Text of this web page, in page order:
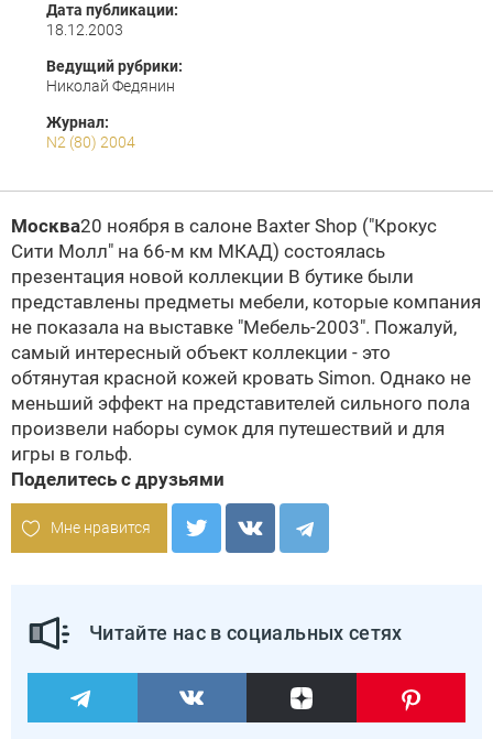
Дата публикации:
18.12.2003
Ведущий рубрики:
Николай Федянин
Журнал:
N2 (80) 2004
Москва20 ноября в cалоне Baxter Shop ("Крокус
Сити Молл" на 66-м км МКАД) состоялась
презентация новой коллекции В бутике были
представлены предметы мебели, которые компания
не показала на выставке "Мебель-2003". Пожалуй,
самый интересный объект коллекции - это
обтянутая красной кожей кровать Simon. Однако не
меньший эффект на представителей сильного пола
произвели наборы сумок для путешествий и для
игры в гольф.
Поделитесь с друзьями
Мне нравится
Читайте нас в социальных сетях